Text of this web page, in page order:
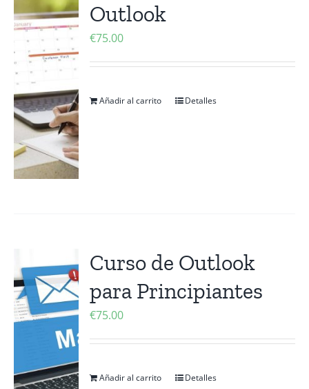
Contactanos
Outlook
€75.00
Añadir al carrito Detalles
Curso de Outlook
para Principiantes
€75.00
Añadir al carrito Detalles